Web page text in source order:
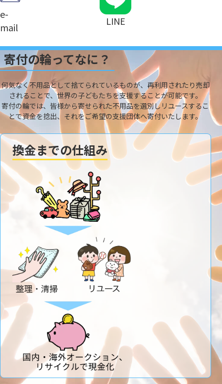
e-
mail
LINE
寄付の輪ってなに？
何気なく不用品として捨てられているものが、再利用されたり売却
されることで、世界の子どもたちを支援することが可能です。
寄付の輪では、皆様から寄せられた不用品を選別しリユースするこ
とで資金を捻出、それをご希望の支援団体へ寄付いたします。
換金までの仕組み